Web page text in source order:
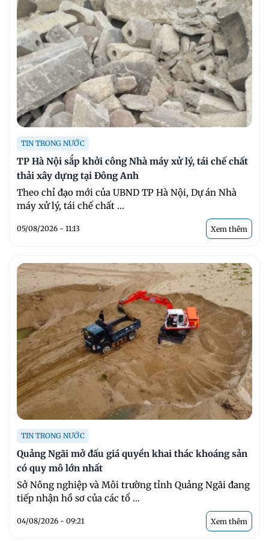
TIN TRONG NƯỚC
TP Hà Nội sắp khởi công Nhà máy xử lý, tái chế chất
thải xây dựng tại Đông Anh
Theo chỉ đạo mới của UBND TP Hà Nội, Dự án Nhà
máy xử lý, tái chế chất ...
05/08/2026 - 11:13 Xem thêm
TIN TRONG NƯỚC
Quảng Ngãi mở đấu giá quyền khai thác khoáng sản
có quy mô lớn nhất
Sở Nông nghiệp và Môi trường tỉnh Quảng Ngãi đang
tiếp nhận hồ sơ của các tổ ...
04/08/2026 - 09:21 Xem thêm